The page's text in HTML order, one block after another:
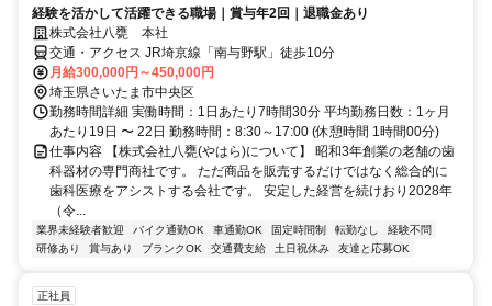
経験を活かして活躍できる職場｜賞与年2回｜退職金あり
株式会社八甕 本社
交通・アクセス JR埼京線「南与野駅」徒歩10分
月給300,000円～450,000円
埼玉県さいたま市中央区
勤務時間詳細 実働時間：1日あたり7時間30分 平均勤務日数：1ヶ月
あたり19日 〜 22日 勤務時間：8:30～17:00 (休憩時間 1時間00分)
仕事内容 【株式会社八甕(やはら)について】 昭和3年創業の老舗の歯
科器材の専門商社です。 ただ商品を販売するだけではなく総合的に
歯科医療をアシストする会社です。 安定した経営を続けおり2028年
（令...
業界未経験者歓迎 バイク通勤OK 車通勤OK 固定時間制 転勤なし
経験不問
研修あり
賞与あり ブランクOK 交通費支給 土日祝休み 友達と応募OK
正社員